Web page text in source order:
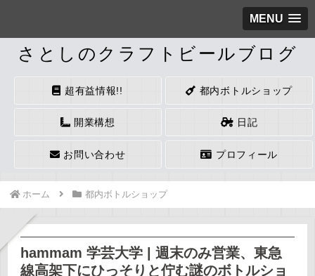
MENU
さとしのクラフトビールブログ
超有益情報!! 都内ボトルショップ
開業構想 日記
お問い合わせ プロフィール
ホーム 都内ボトルショップ
hammam 学芸大学 | 週末のみ営業、東急
線高架下にひっそりと佇む謎のボトルショ